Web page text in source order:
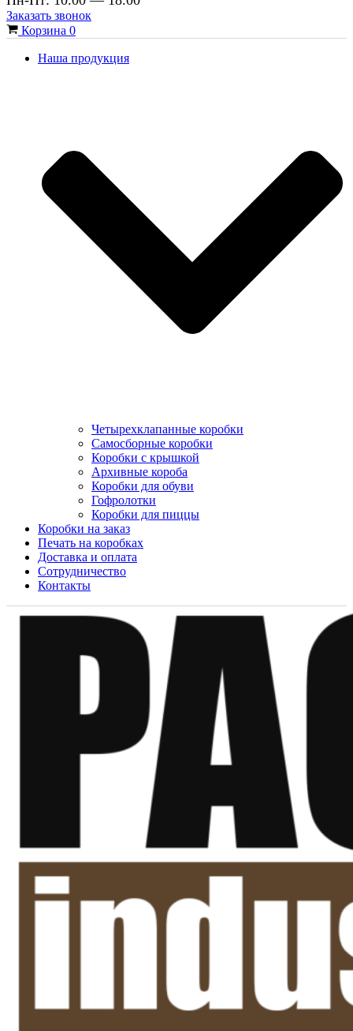
Заказать звонок
Корзина 0
Наша продукция
Четырехклапанные коробки
Самосборные коробки
Коробки с крышкой
Архивные короба
Коробки для обуви
Гофролотки
Коробки для пиццы
Коробки на заказ
Печать на коробках
Доставка и оплата
Сотрудничество
Контакты